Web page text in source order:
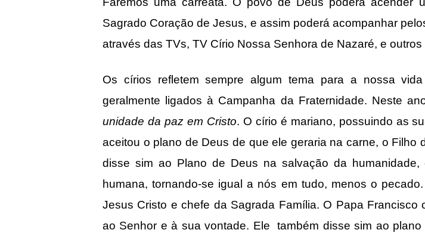
Sagrado Coração de Jesus, e assim poderá acompanhar
através das TVs, TV Círio Nossa Senhora de Nazaré, e outros
Os círios refletem sempre algum tema para a nossa
geralmente ligados à Campanha da Fraternidade. Neste
unidade da paz em Cristo. O círio é mariano, possuindo as
aceitou o plano de Deus de que ele geraria na carne, o Filho
disse sim ao Plano de Deus na salvação da
humana, tornando-se igual a nós em tudo, menos o
Jesus Cristo e chefe da Sagrada Família. O Papa
ao Senhor e à sua vontade. Ele também disse sim ao